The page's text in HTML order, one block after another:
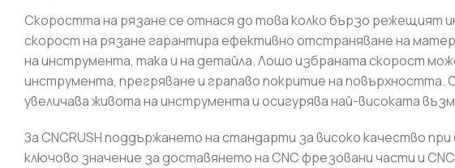
Скоростта на рязане се отнася до това колко бързо режещият
скорост на рязане гарантира ефективно отстраняване на
на инструмента, така и на детайла. Лошо избраната скорост
инструмента, прегряване и грапаво покритие на
увеличава живота на инструмента и осигурява най-високата
За CNCRUSH поддържането на стандарти за високо качество
ключово значение за доставянето на CNC фрезовани части и